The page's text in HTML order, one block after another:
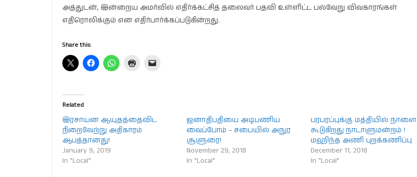
அத்துடன், இன்றைய அமர்வில் எதிர்க்கட்சித் தலைவர் பதவி உள்ளிட்ட பல்வேறு விவகாரங்கள்
எதிரொலிக்கும் என எதிர்பார்க்கப்படுகின்றது.
Share this:
Related
இரசாயன ஆயுதத்தைவிட
நிறைவேற்று அதிகாரம்
ஆபத்தானது!
January 9, 2019
In "Local"
ஜனாதிபதியை அடிபணிய
வைப்போம் – சபையில் அநுர
சூளுரை!
November 29, 2018
In "Local"
பரபரப்புக்கு மத்தியில் நாளை
கூடுகிறது நாடாளுமன்றம் !
மஹிந்த அணி புறக்கணிப்பு
December 11, 2018
In "Local"